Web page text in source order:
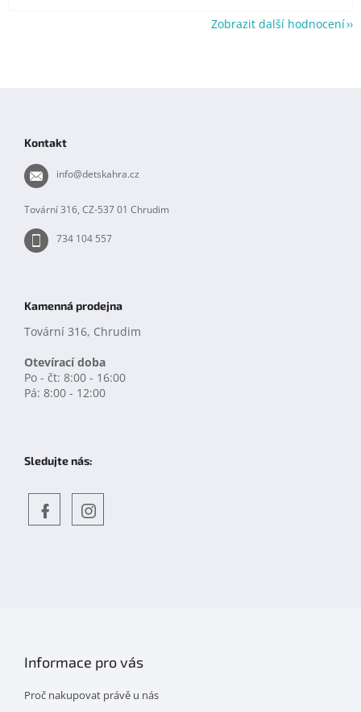
Zobrazit další hodnocení
Kontakt
info@detskahra.cz
Tovární 316, CZ-537 01 Chrudim
734 104 557
Kamenná prodejna
Tovární 316, Chrudim
Otevírací doba
Po - čt: 8:00 - 16:00
Pá: 8:00 - 12:00
Sledujte nás:
Informace pro vás
Proč nakupovat právě u nás